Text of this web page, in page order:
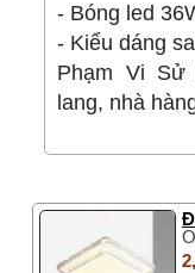
- Bóng led
- Kiểu dáng
Phạm Vi Sử
lang, nhà